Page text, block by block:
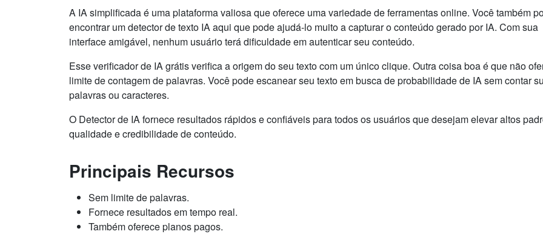
A IA simplificada é uma plataforma valiosa que oferece uma variedade de ferramentas online. Você também
encontrar um detector de texto IA aqui que pode ajudá-lo muito a capturar o conteúdo gerado por IA. Com sua
interface amigável, nenhum usuário terá dificuldade em autenticar seu conteúdo.
Esse verificador de IA grátis verifica a origem do seu texto com um único clique. Outra coisa boa é que não
limite de contagem de palavras. Você pode escanear seu texto em busca de probabilidade de IA sem contar
palavras ou caracteres.
O Detector de IA fornece resultados rápidos e confiáveis ​​para todos os usuários que desejam elevar altos
qualidade e credibilidade de conteúdo.
Principais Recursos
Sem limite de palavras.
Fornece resultados em tempo real.
Também oferece planos pagos.